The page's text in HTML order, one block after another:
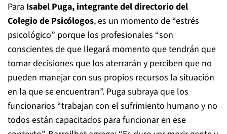
Para Isabel Puga, integrante del directorio del
Colegio de Psicólogos, es un momento de “estrés
psicológico” porque los profesionales “son
conscientes de que llegará momento que tendrán que
tomar decisiones que los aterrarán y perciben que no
pueden manejar con sus propios recursos la situación
en la que se encuentran”. Puga subraya que los
funcionarios “trabajan con el sufrimiento humano y no
todos están capacitados para funcionar en ese